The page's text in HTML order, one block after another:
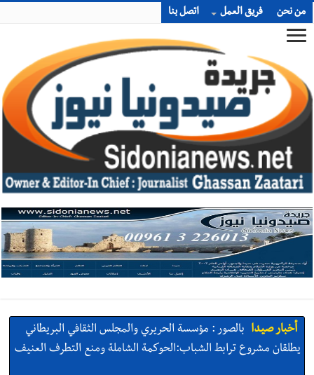
من نحن فريق العمل اتصل بنا
أخبار صيدا بالصور : مؤسسة الحريري والمجلس الثقافي البريطاني
يطلقان مشروع ترابط الشباب:الحوكمة الشاملة ومنع التطرف العنيف